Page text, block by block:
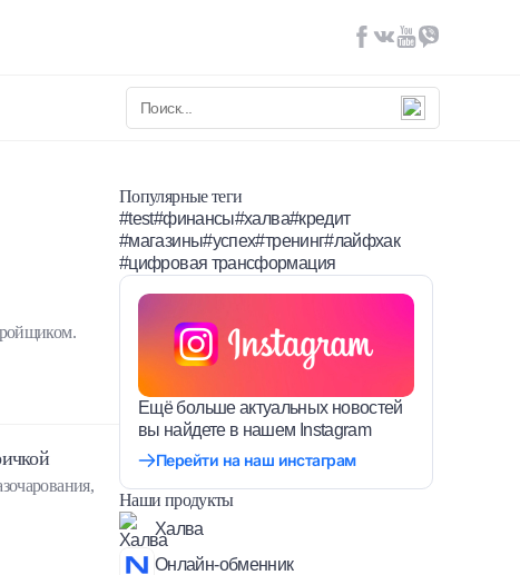
Популярные теги
#test#финансы#халва#кредит
#магазины#успех#тренинг#лайфхак
#цифровая трансформация
Ещё больше актуальных новостей
вы найдете в нашем Instagram
Перейти на наш инстаграм
Наши продукты
Халва
Онлайн-обменник